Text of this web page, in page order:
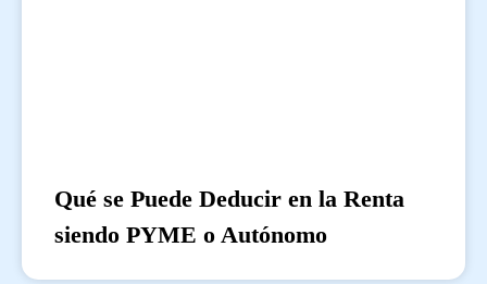
Qué se Puede Deducir en la Renta
siendo PYME o Autónomo